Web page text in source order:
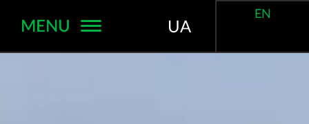
MENU UA
EN